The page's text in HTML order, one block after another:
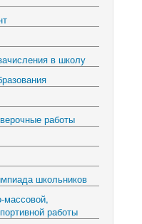
в школу
работы
школьников
массовой,
работы